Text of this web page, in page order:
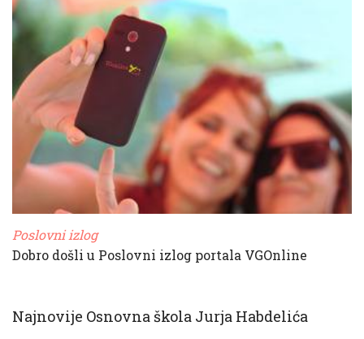
Poslovni izlog
Dobro došli u Poslovni izlog portala VGOnline
Najnovije Osnovna škola Jurja Habdelića